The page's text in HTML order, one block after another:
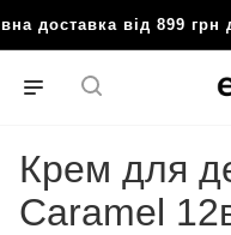
від 899 грн до
Крем для
Caramel